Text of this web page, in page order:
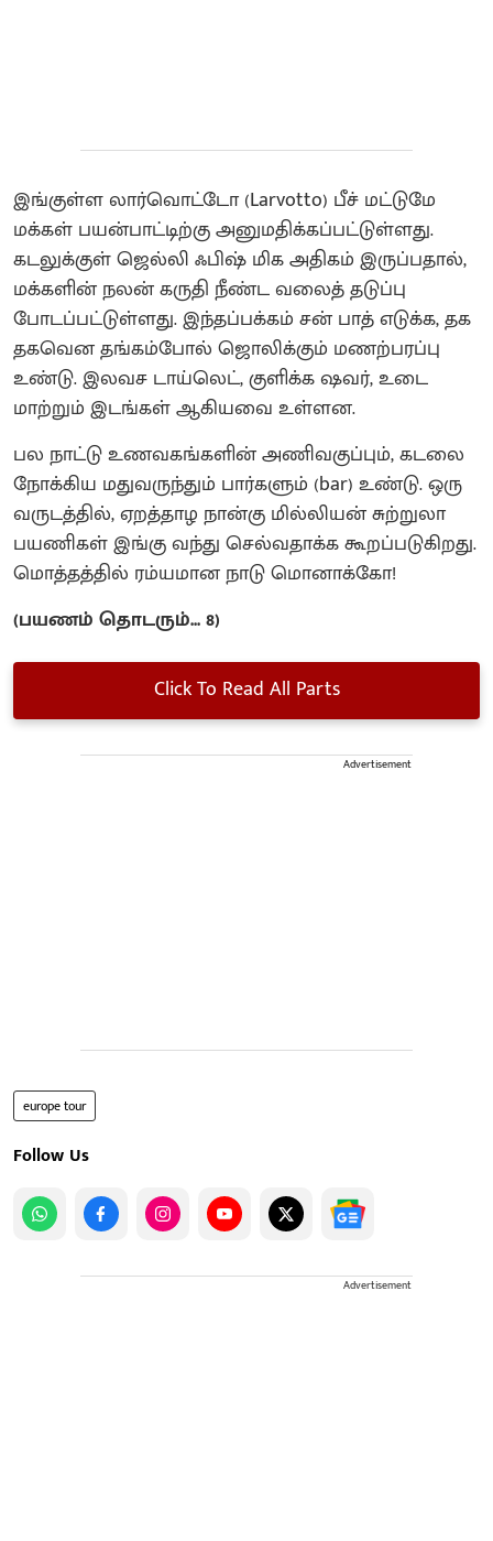
இங்குள்ள லார்வொட்டோ (Larvotto) பீச் மட்டுமே
மக்கள் பயன்பாட்டிற்கு அனுமதிக்கப்பட்டுள்ளது.
கடலுக்குள் ஜெல்லி ஃபிஷ் மிக அதிகம் இருப்பதால்,
மக்களின் நலன் கருதி நீண்ட வலைத் தடுப்பு
போடப்பட்டுள்ளது. இந்தப்பக்கம் சன் பாத் எடுக்க, தக
தகவென தங்கம்போல் ஜொலிக்கும் மணற்பரப்பு
உண்டு. இலவச டாய்லெட், குளிக்க ஷவர், உடை
மாற்றும் இடங்கள் ஆகியவை உள்ளன.
பல நாட்டு உணவகங்களின் அணிவகுப்பும், கடலை
நோக்கிய மதுவருந்தும் பார்களும் (bar) உண்டு. ஒரு
வருடத்தில், ஏறத்தாழ நான்கு மில்லியன் சுற்றுலா
பயணிகள் இங்கு வந்து செல்வதாக்க கூறப்படுகிறது.
மொத்தத்தில் ரம்யமான நாடு மொனாக்கோ!
(பயணம் தொடரும்... 8)
Click To Read All Parts
Advertisement
europe tour
Follow Us
Advertisement